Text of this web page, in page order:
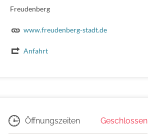
Freudenberg
www.freudenberg-stadt.de
Anfahrt
Öffnungszeiten Geschlossen